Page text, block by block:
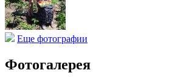
Еще фотографии
Фотогалерея